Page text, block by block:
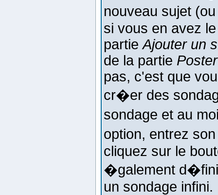
nouveau sujet
si vous en avez
partieAjouter un
de la partie
pas, c'est que
cr�er des
sondage et au
option, entrez
cliquez sur le
�galement
un sondage